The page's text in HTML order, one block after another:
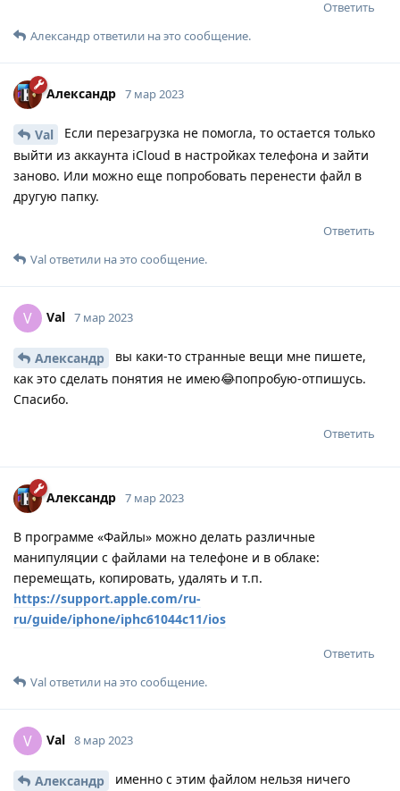
Ответить
Александрответили на это сообщение.
Александр 7 мар 2023
Val
Если перезагрузка не помогла, то остается только
выйти из аккаунта iCloud в настройках телефона и зайти
заново. Или можно еще попробовать перенести файл в
другую папку.
Ответить
Valответили на это сообщение.
V Val 7 мар 2023
Александр
вы каки-то странные вещи мне пишете,
как это сделать понятия не имею😂попробую-отпишусь.
Спасибо.
Ответить
Александр 7 мар 2023
В программе «Файлы» можно делать различные
манипуляции с файлами на телефоне и в облаке:
перемещать, копировать, удалять и т.п.
https://support.apple.com/ru-
ru/guide/iphone/iphc61044c11/ios
Ответить
Valответили на это сообщение.
V Val 8 мар 2023
Александр
именно с этим файлом нельзя ничего